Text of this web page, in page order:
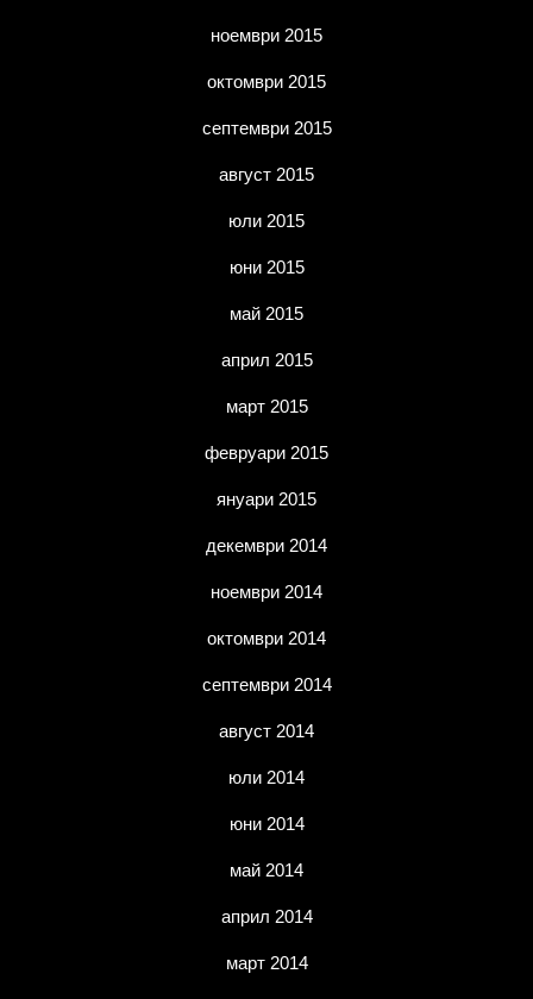
ноември 2015
октомври 2015
септември 2015
август 2015
юли 2015
юни 2015
май 2015
април 2015
март 2015
февруари 2015
януари 2015
декември 2014
ноември 2014
октомври 2014
септември 2014
август 2014
юли 2014
юни 2014
май 2014
април 2014
март 2014